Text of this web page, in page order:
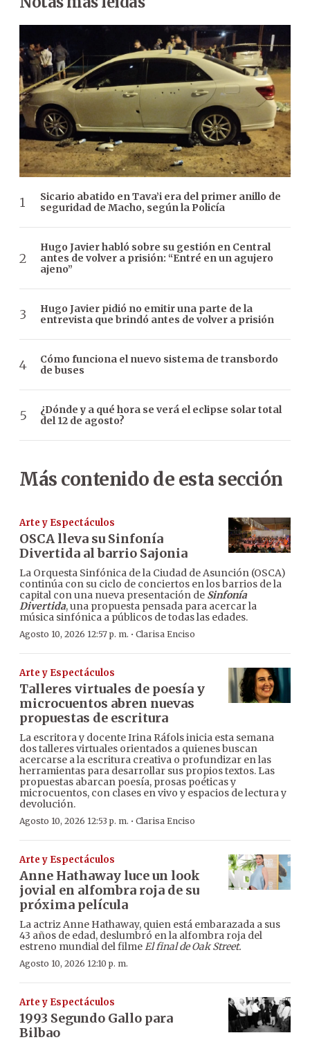
Sicario abatido en Tava’i era del primer anillo de
seguridad de Macho, según la Policía
Hugo Javier habló sobre su gestión en Central
antes de volver a prisión: “Entré en un agujero
ajeno”
Hugo Javier pidió no emitir una parte de la
entrevista que brindó antes de volver a prisión
Cómo funciona el nuevo sistema de transbordo
de buses
¿Dónde y a qué hora se verá el eclipse solar total
del 12 de agosto?
Más contenido de esta sección
Arte y Espectáculos
OSCA lleva su Sinfonía
Divertida al barrio Sajonia
La Orquesta Sinfónica de la Ciudad de Asunción (OSCA)
continúa con su ciclo de conciertos en los barrios de la
capital con una nueva presentación de Sinfonía
Divertida, una propuesta pensada para acercar la
música sinfónica a públicos de todas las edades.
Agosto 10, 2026 12:57 p. m. · Clarisa Enciso
Arte y Espectáculos
Talleres virtuales de poesía y
microcuentos abren nuevas
propuestas de escritura
La escritora y docente Irina Ráfols inicia esta semana
dos talleres virtuales orientados a quienes buscan
acercarse a la escritura creativa o profundizar en las
herramientas para desarrollar sus propios textos. Las
propuestas abarcan poesía, prosas poéticas y
microcuentos, con clases en vivo y espacios de lectura y
devolución.
Agosto 10, 2026 12:53 p. m. · Clarisa Enciso
Arte y Espectáculos
Anne Hathaway luce un look
jovial en alfombra roja de su
próxima película
La actriz Anne Hathaway, quien está embarazada a sus
43 años de edad, deslumbró en la alfombra roja del
estreno mundial del filmeEl final de Oak Street.
Agosto 10, 2026 12:10 p. m.
Arte y Espectáculos
1993 Segundo Gallo para
Bilbao